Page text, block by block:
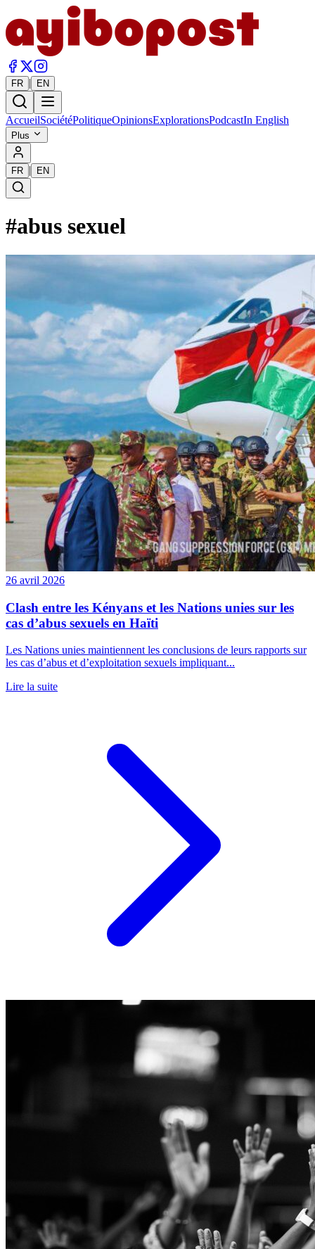
FR | EN
AccueilSociétéPolitiqueOpinionsExplorationsPodcastIn English
Plus
FR | EN
#abus sexuel
26 avril 2026
Clash entre les Kényans et les Nations unies sur les
cas d’abus sexuels en Haïti
Les Nations unies maintiennent les conclusions de leurs rapports sur
les cas d’abus et d’exploitation sexuels impliquant...
Lire la suite